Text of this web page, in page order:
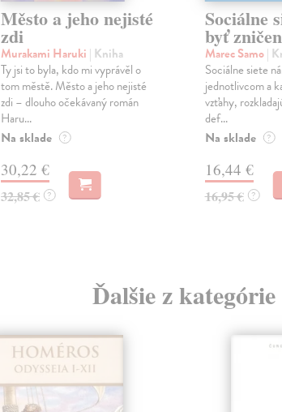
Město a jeho nejisté
zdi
Murakami Haruki | Kniha
Ty jsi to byla, kdo mi vyprávěl o
tom městě. Město a jeho nejisté
zdi – dlouho očekávaný román
Haru...
Na sklade ?
30,22 €
32,85 € ?
Sociálne
byť
Marec Samo|
Sociálne siete
jednotlivcom a
vzťahy,
def...
Na sklade ?
16,44 €
16,95 € ?
Ďalšie z